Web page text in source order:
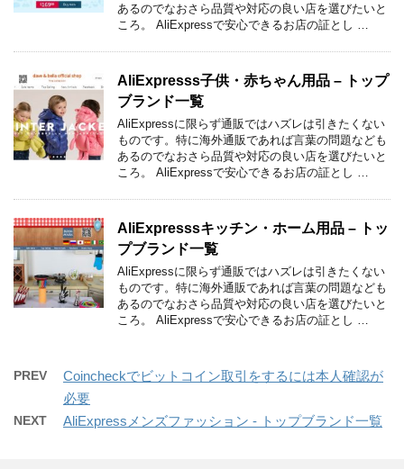
あるのでなおさら品質や対応の良い店を選びたいと
ころ。 AliExpressで安心できるお店の証とし …
AliExpresss子供・赤ちゃん用品 – トップ
ブランド一覧
AliExpressに限らず通販ではハズレは引きたくない
ものです。特に海外通販であれば言葉の問題なども
あるのでなおさら品質や対応の良い店を選びたいと
ころ。 AliExpressで安心できるお店の証とし …
AliExpresssキッチン・ホーム用品 – トッ
プブランド一覧
AliExpressに限らず通販ではハズレは引きたくない
ものです。特に海外通販であれば言葉の問題なども
あるのでなおさら品質や対応の良い店を選びたいと
ころ。 AliExpressで安心できるお店の証とし …
PREV
Coincheckでビットコイン取引をするには本人確認が
必要
NEXT AliExpressメンズファッション - トップブランド一覧